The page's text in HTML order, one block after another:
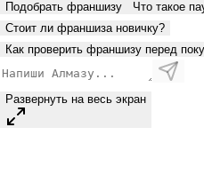
Подобрать франшизу
Что такое
Стоит ли франшиза новичку?
Как проверить франшизу перед
Развернуть на весь экран